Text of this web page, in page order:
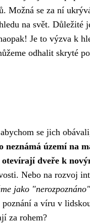
Možná se za ní
na svět. Důležité
Je to výzva k
odhalit skryté
se jich
neznámá území na
dveře k
Nebo na rozvoj
jako
a víru v
za rohem?